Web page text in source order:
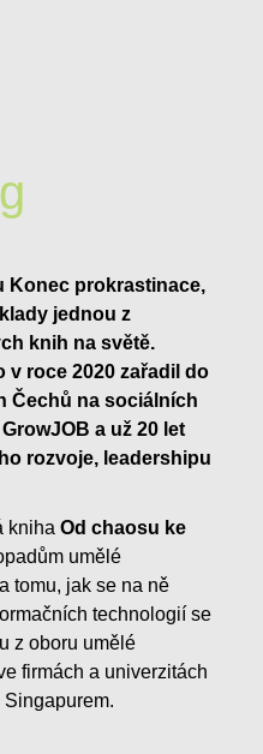
Konec prokrastinace,
jednou z
knih na světě.
v roce 2020 zařadil do
Čechů na sociálních
a už 20 let
rozvoje, leadershipu
kniha Od chaosu ke
umělé
tomu, jak se na ně
technologií se
z oboru umělé
firmách a univerzitách